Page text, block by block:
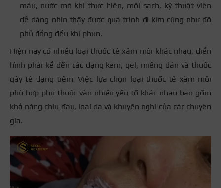
máu, nước mô khi thực hiện, môi sạch, kỹ thuật viên
dễ dàng nhìn thấy được quá trình đi kim cũng như độ
phủ đồng đều khi phun.
Hiện nay có nhiều loại thuốc tê xăm môi khác nhau, điển
hình phải kể đến các dạng kem, gel, miếng dán và thuốc
gây tê dạng tiêm. Việc lựa chọn loại thuốc tê xăm môi
phù hợp phụ thuộc vào nhiều yếu tố khác nhau bao gồm
khả năng chịu đau, loại da và khuyến nghị của các chuyên
gia.